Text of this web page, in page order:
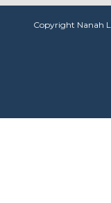
Copyright Nanah